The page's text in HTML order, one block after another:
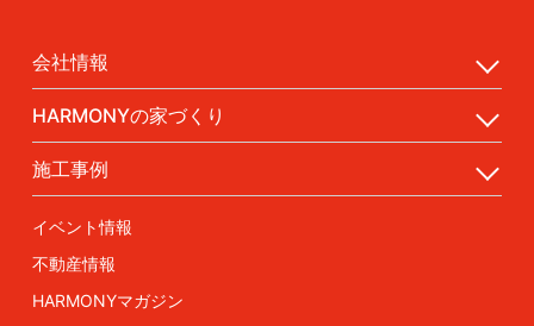
会社情報
HARMONYの家づくり
施工事例
イベント情報
不動産情報
HARMONYマガジン